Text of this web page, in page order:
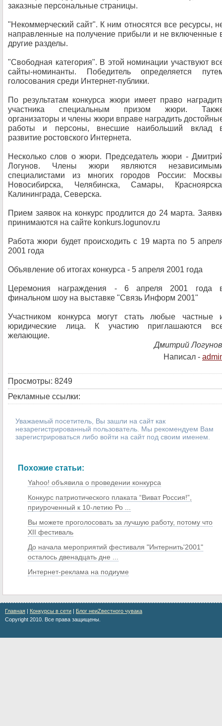
заказные персональные страницы.
"Некоммерческий сайт". К ним относятся все ресурсы,
направленные на получение прибыли и не включенные
другие разделы.
"Свободная категория". В этой номинации участвуют
сайты-номинанты. Победитель определяется
голосования среди Интернет-публики.
По результатам конкурса жюри имеет право
участника специальным призом жюри.
организаторы и члены жюри вправе наградить
работы и персоны, внесшие наибольший вклад
развитие ростовского Интернета.
Несколько слов о жюри. Председатель жюри -
Логунов. Члены жюри являются
специалистами из многих городов России:
Новосибирска, Челябинска, Самары,
Калининграда, Северска.
Прием заявок на конкурс продлится до 24 марта.
принимаются на сайте konkurs.logunov.ru
Работа жюри будет происходить с 19 марта по 5
2001 года
Объявление об итогах конкурса - 5 апреля 2001 года
Церемония награждения - 6 апреля 2001 года
финальном шоу на выставке "Связь Информ 2001"
Участником конкурса могут стать любые частные
юридические лица. К участию приглашаются
желающие.
Дмитрий
Написал -
Просмотры: 8249
Рекламные ссылки:
Уважаемый посетитель, Вы зашли на сайт как
незарегистрированный пользователь. Мы рекомендуем Вам
зарегистрироваться либо войти на сайт под своим именем.
Похожие статьи:
Yahoo! объявила о проведении конкурса
Конкурс патриотического плаката “Виват Россия!”,
приуроченный к 10-летию Ро ...
Вы можете проголосовать за лучшую работу, потому что
XII фестиваль
До начала мероприятий фестиваля "Интернить'2001"
осталось двенадцать дне ...
Интернет-реклама на подиуме
Главная | Конкурсы в сети | Блог неиZвестного чувака
Copyright 2010. Все права защищены.